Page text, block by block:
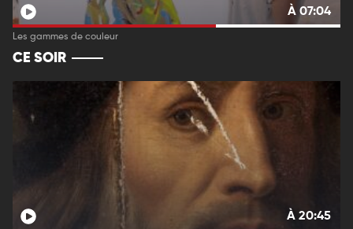
À 07:04
Les gammes de couleur
CE SOIR
À 20:45